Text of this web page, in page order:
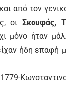
από τον
οιΣκουφάς,
μόνο ήταν
ήδη επαφή